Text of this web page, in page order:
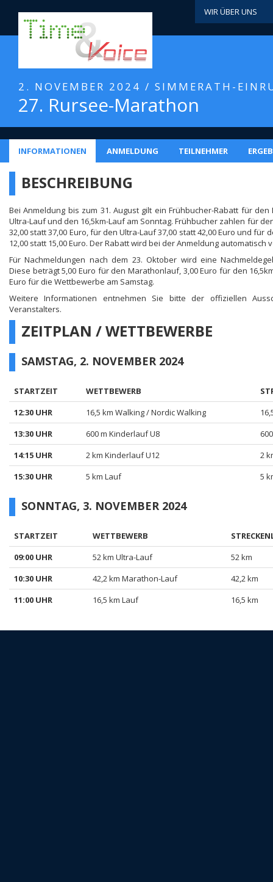
WIR ÜBER UNS
2. NOVEMBER 2024 / SIMMERATH-
27. Rursee-Marathon
INFORMATIONEN ANMELDUNG TEILNEHMER
BESCHREIBUNG
Bei Anmeldung bis zum 31. August gilt ein Frühbucher-Rabatt für
Ultra-Lauf und den 16,5km-Lauf am Sonntag. Frühbucher zahlen für
32,00 statt 37,00 Euro, für den Ultra-Lauf 37,00 statt 42,00 Euro und für
12,00 statt 15,00 Euro. Der Rabatt wird bei der Anmeldung automatisch
Für Nachmeldungen nach dem 23. Oktober wird eine
Diese beträgt 5,00 Euro für den Marathonlauf, 3,00 Euro für den
Euro für die Wettbewerbe am Samstag.
Weitere Informationen entnehmen Sie bitte der offiziellen
Veranstalters.
ZEITPLAN / WETTBEWERBE
SAMSTAG, 2. NOVEMBER 2024
STARTZEIT WETTBEWERB
12:30 UHR
16,5 km Walking / Nordic Walking
13:30 UHR
600 m Kinderlauf U8
14:15 UHR
2 km Kinderlauf U12
2
15:30 UHR
5 km Lauf 5
SONNTAG, 3. NOVEMBER 2024
STARTZEIT WETTBEWERB
09:00 UHR
52 km Ultra-Lauf
52 km
10:30 UHR
42,2 km Marathon-Lauf
42,2 km
11:00 UHR
16,5 km Lauf 16,5 km